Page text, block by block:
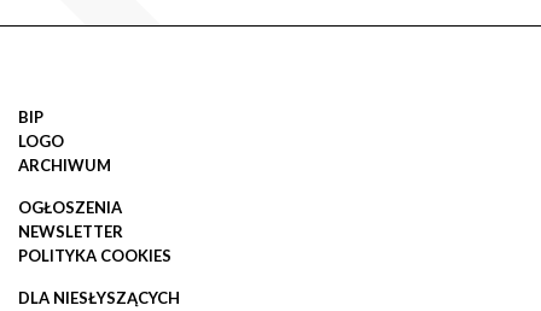
BIP
LOGO
ARCHIWUM
OGŁOSZENIA
NEWSLETTER
POLITYKA COOKIES
DLA NIESŁYSZĄCYCH